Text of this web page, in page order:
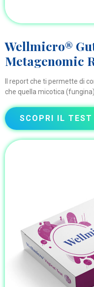
Wellmicro®
Metagenomic
Il report che ti permette di
che quella micotica
SCOPRI IL TEST